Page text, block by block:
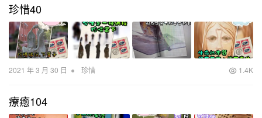
珍惜40
2021 年 3 月 30 日 • 珍惜 1.4K
療癒104